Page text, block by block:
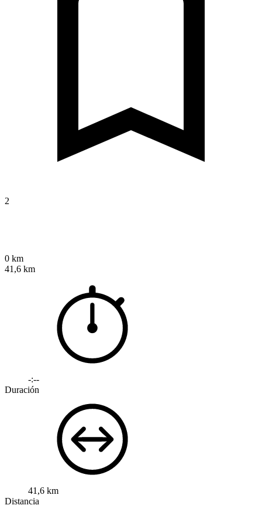
2
0 km
41,6 km
-:--
Duración
41,6 km
Distancia